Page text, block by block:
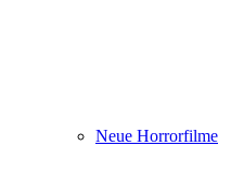
Neue Horrorfilme